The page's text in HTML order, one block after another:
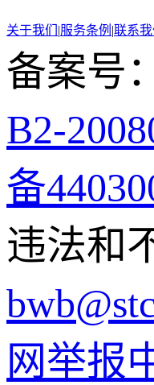
关于我们 |服务条例 |联系我
备案号：
B2-
备
违法和
网举报